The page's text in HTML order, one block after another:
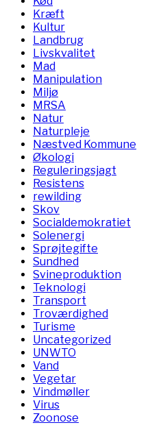
Kræft
Kultur
Landbrug
Livskvalitet
Mad
Manipulation
Miljø
MRSA
Natur
Naturpleje
Næstved Kommune
Økologi
Reguleringsjagt
Resistens
rewilding
Skov
Socialdemokratiet
Solenergi
Sprøjtegifte
Sundhed
Svineproduktion
Teknologi
Transport
Troværdighed
Turisme
Uncategorized
UNWTO
Vand
Vegetar
Vindmøller
Virus
Zoonose